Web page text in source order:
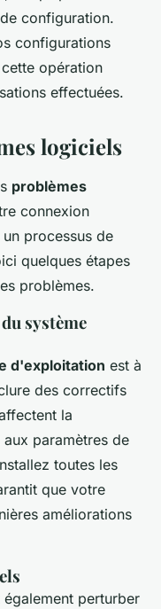
configuration.
configurations
opération
effectuées.
logiciels
problèmes
connexion
processus de
quelques étapes
problèmes.
système
d'exploitation est à
des correctifs
la
paramètres de
toutes les
que votre
améliorations
également perturber